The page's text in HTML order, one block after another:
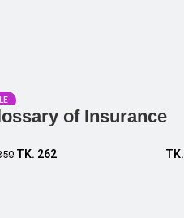
of Insurance
TK. 262 TK.